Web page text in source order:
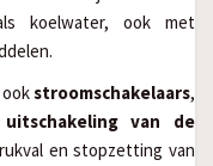
koelwater, ook met
stroomschakelaars,
van de
en stopzetting van